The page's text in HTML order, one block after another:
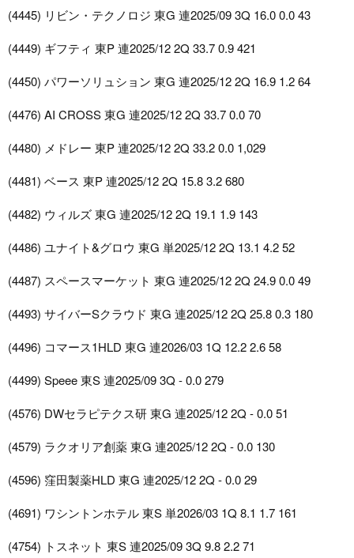
(4445) リビン・テクノロジ 東G 連2025/09 3Q 16.0 0.0 43
(4449) ギフティ 東P 連2025/12 2Q 33.7 0.9 421
(4450) パワーソリュション 東G 連2025/12 2Q 16.9 1.2 64
(4476) AI CROSS 東G 連2025/12 2Q 33.7 0.0 70
(4480) メドレー 東P 連2025/12 2Q 33.2 0.0 1,029
(4481) ベース 東P 連2025/12 2Q 15.8 3.2 680
(4482) ウィルズ 東G 連2025/12 2Q 19.1 1.9 143
(4486) ユナイト&グロウ 東G 単2025/12 2Q 13.1 4.2 52
(4487) スペースマーケット 東G 連2025/12 2Q 24.9 0.0 49
(4493) サイバーSクラウド 東G 連2025/12 2Q 25.8 0.3 180
(4496) コマース1HLD 東G 連2026/03 1Q 12.2 2.6 58
(4499) Speee 東S 連2025/09 3Q - 0.0 279
(4576) DWセラピテクス研 東G 連2025/12 2Q - 0.0 51
(4579) ラクオリア創薬 東G 連2025/12 2Q - 0.0 130
(4596) 窪田製薬HLD 東G 連2025/12 2Q - 0.0 29
(4691) ワシントンホテル 東S 単2026/03 1Q 8.1 1.7 161
(4754) トスネット 東S 連2025/09 3Q 9.8 2.2 71